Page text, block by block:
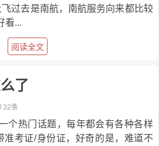
过去是南航，南航服务向来都比较
看...
阅读全文
了
32条
个热门话题，每年都会有各种各样
准考证/身份证，好奇的是，难道不